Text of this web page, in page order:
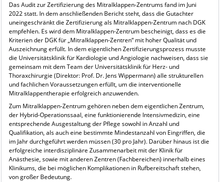
Das Audit zur Zertifizierung des Mitralklappen-Zentrums fand im Juni
2022 statt. In dem anschließenden Bericht steht, dass die Gutachter
uneingeschränkt die Zertifizierung als Mitralklappen-Zentrum nach DGK
empfehlen. Es wird dem Mitralklappen-Zentrum bescheinigt, dass es die
Kriterien der DGK für „Mitralklappen-Zentren“ mit hoher Qualität und
Auszeichnung erfüllt. In dem eigentlichen Zertifizierungsprozess musste
die Universitätsklinik für Kardiologie und Angiologie nachweisen, dass sie
gemeinsam mit dem Team der Universitätsklinik für Herz- und
Thoraxchirurgie (Direktor: Prof. Dr. Jens Wippermann) alle strukturellen
und fachlichen Voraussetzungen erfüllt, um die interventionelle
Mitralklappentherapie erfolgreich anzuwenden.
Zum Mitralklappen-Zentrum gehören neben dem eigentlichen Zentrum,
der Hybrid-Operationssaal, eine funktionierende Intensivmedizin, eine
entsprechende Ausgestaltung der Pflege sowohl in Anzahl und
Qualifikation, als auch eine bestimmte Mindestanzahl von Eingriffen, die
im Jahr durchgeführt werden müssen (30 pro Jahr). Darüber hinaus ist die
erfolgreiche interdisziplinäre Zusammenarbeit mit der Klinik für
Anästhesie, sowie mit anderen Zentren (Fachbereichen) innerhalb eines
Klinikums, die bei möglichen Komplikationen in Rufbereitschaft stehen,
von großer Bedeutung.